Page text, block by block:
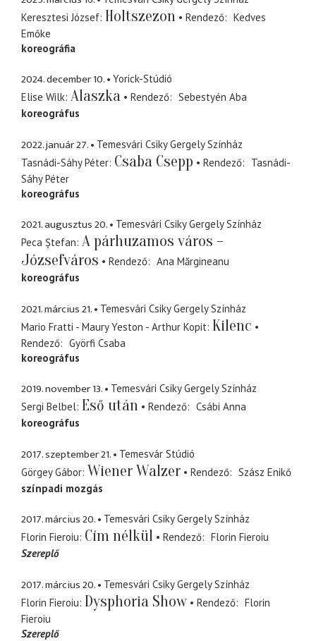
Keresztesi József Holtszezon Rendező
Kedves
Emőke
koreográfia
2024. december 10.
Yorick-Stúdió
Elise Wilk Alaszka Rendező
Sebestyén Aba
koreográfus
2022. január 27.
Temesvári Csiky Gergely Színház
Tasnádi-Sáhy Péter Csaba Csepp Rendező
Tasnádi-
Sáhy Péter
koreográfus
2021. augusztus 20.
Temesvári Csiky Gergely Színház
Peca Ștefan A párhuzamos város –
Józsefváros
Rendező
Ana Mărgineanu
koreográfus
2021. március 21.
Temesvári Csiky Gergely Színház
Mario Fratti - Maury Yeston - Arthur Kopit Kilenc
Rendező
Györfi Csaba
koreográfus
2019. november 13.
Temesvári Csiky Gergely Színház
Sergi Belbel Eső után Rendező
Csábi Anna
koreográfus
2017. szeptember 21.
Temesvár Stúdió
Görgey Gábor Wiener Walzer Rendező
Szász Enikő
színpadi mozgás
2017. március 20.
Temesvári Csiky Gergely Színház
Florin Fieroiu Cím nélkül Rendező
Florin Fieroiu
Szereplő
2017. március 20.
Temesvári Csiky Gergely Színház
Florin Fieroiu Dysphoria Show Rendező
Florin
Fieroiu
Szereplő